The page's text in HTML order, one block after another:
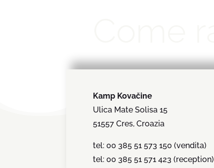
Kamp Kovačine
Ulica Mate Solisa 15
51557 Cres, Croazia
tel: 00 385 51 573 150 (vendita)
tel: 00 385 51 571 423 (reception)